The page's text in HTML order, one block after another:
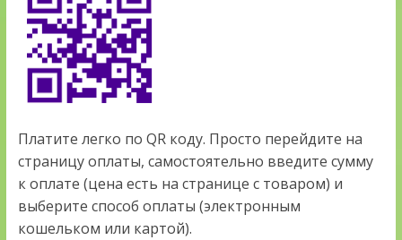
Платите легко по QR коду. Просто перейдите на
страницу оплаты, самостоятельно введите сумму
к оплате (цена есть на странице с товаром) и
выберите способ оплаты (электронным
кошельком или картой).